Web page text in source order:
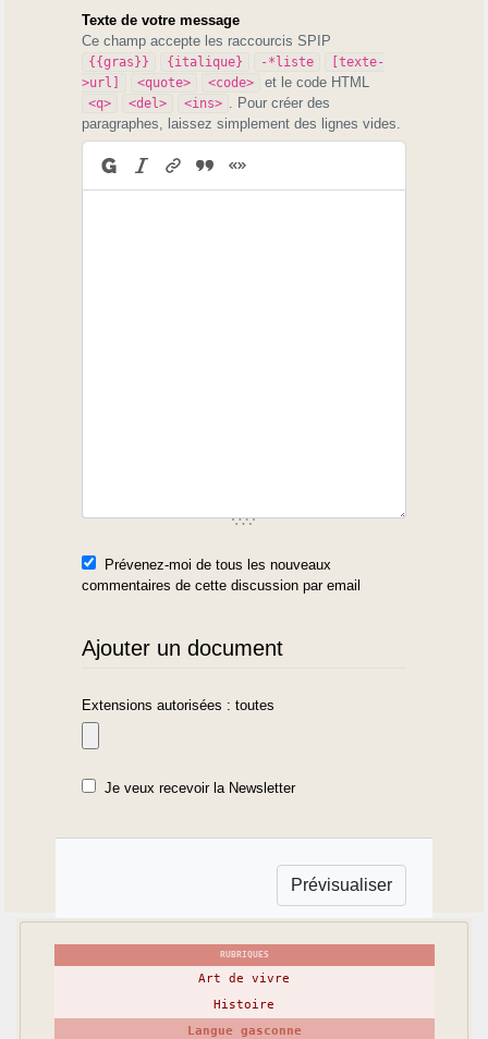
Texte de votre message
Ce champ accepte les raccourcis SPIP
{{gras}} {italique} -*liste
[texte-
>url]
<quote> <code> et le code HTML
<q> <del> <ins>
. Pour créer des
paragraphes, laissez simplement des lignes vides.
Prévenez-moi de tous les nouveaux
commentaires de cette discussion par email
Ajouter un document
Extensions autorisées : toutes
Je veux recevoir la Newsletter
RUBRIQUES
Art de vivre
Histoire
Langue gasconne